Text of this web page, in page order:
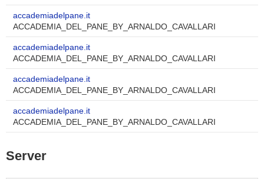
accademiadelpane.it
ACCADEMIA_DEL_PANE_BY_ARNALDO_CAVALLARI
accademiadelpane.it
ACCADEMIA_DEL_PANE_BY_ARNALDO_CAVALLARI
accademiadelpane.it
ACCADEMIA_DEL_PANE_BY_ARNALDO_CAVALLARI
accademiadelpane.it
ACCADEMIA_DEL_PANE_BY_ARNALDO_CAVALLARI
Server